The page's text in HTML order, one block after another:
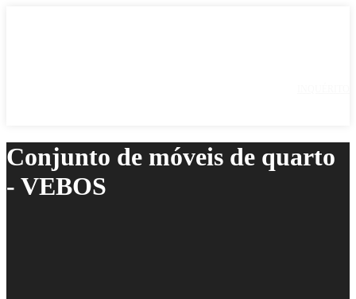
Conjunto de móveis de quarto
- VEBOS